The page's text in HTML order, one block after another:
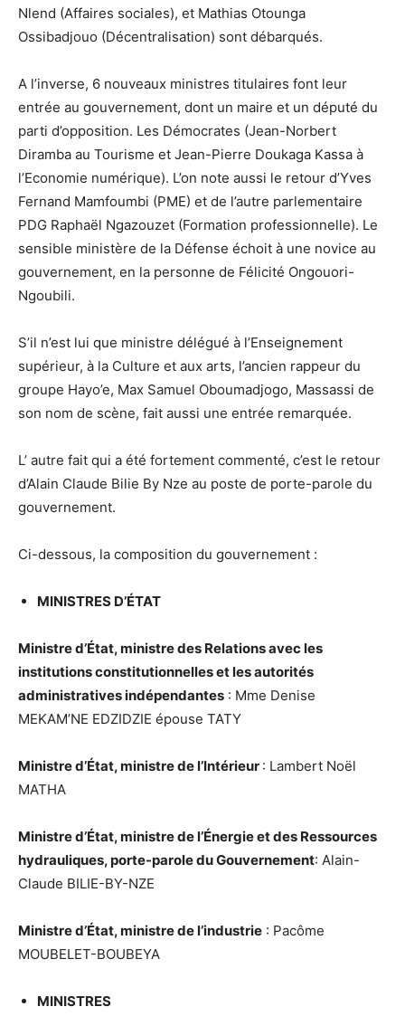
Nlend (Affaires sociales), et Mathias Otounga
Ossibadjouo (Décentralisation) sont débarqués.
A l’inverse, 6 nouveaux ministres titulaires font leur
entrée au gouvernement, dont un maire et un député du
parti d’opposition. Les Démocrates (Jean-Norbert
Diramba au Tourisme et Jean-Pierre Doukaga Kassa à
l’Economie numérique). L’on note aussi le retour d’Yves
Fernand Mamfoumbi (PME) et de l’autre parlementaire
PDG Raphaël Ngazouzet (Formation professionnelle). Le
sensible ministère de la Défense échoit à une novice au
gouvernement, en la personne de Félicité Ongouori-
Ngoubili.
S’il n’est lui que ministre délégué à l’Enseignement
supérieur, à la Culture et aux arts, l’ancien rappeur du
groupe Hayo’e, Max Samuel Oboumadjogo, Massassi de
son nom de scène, fait aussi une entrée remarquée.
L’ autre fait qui a été fortement commenté, c’est le retour
d’Alain Claude Bilie By Nze au poste de porte-parole du
gouvernement.
Ci-dessous, la composition du gouvernement :
MINISTRES D’ÉTAT
Ministre d’État, ministre des Relations avec les
institutions constitutionnelles et les autorités
administratives indépendantes : Mme Denise
MEKAM’NE EDZIDZIE épouse TATY
Ministre d’État, ministre de l’Intérieur : Lambert Noël
MATHA
Ministre d’État, ministre de l’Énergie et des Ressources
hydrauliques, porte-parole du Gouvernement: Alain-
Claude BILIE-BY-NZE
Ministre d’État, ministre de l’industrie : Pacôme
MOUBELET-BOUBEYA
MINISTRES